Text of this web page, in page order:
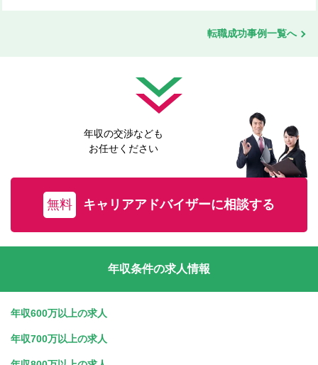
転職成功事例一覧へ
年収の交渉なども
お任せください
無料 キャリアアドバイザーに相談する
年収条件の求人情報
年収600万以上の求人
年収700万以上の求人